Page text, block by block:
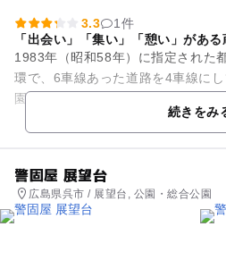
3.3
1件
「出会い」「集い」「憩い」がある
1983年（昭和58年）に指定された
環で、6車線あった道路を4車線に
園と一体的に整備しまして造られ
続きをみ
警固屋 展望台
広島県呉市 / 展望台, 公園・総合公園